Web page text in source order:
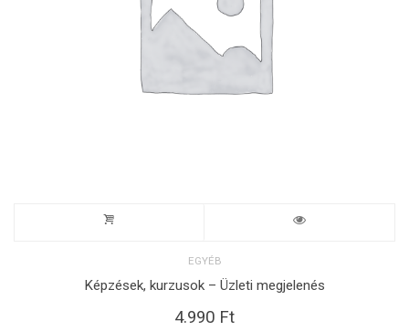
EGYÉB
Képzések, kurzusok – Üzleti megjelenés
4.990 Ft